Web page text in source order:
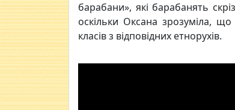
барабани», які барабанять
оскільки Оксана зрозуміла,
класів з відповідних етнорухів.